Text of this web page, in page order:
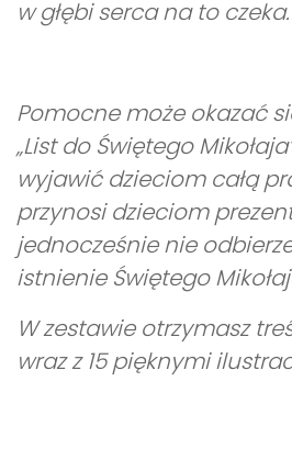
w głębi serca na to czeka.
Pomocne może okazać
„List do Świętego
wyjawić dzieciom całą
przynosi dzieciom
jednocześnie nie
istnienie Świętego
W zestawie otrzymasz
wraz z 15 pięknymi